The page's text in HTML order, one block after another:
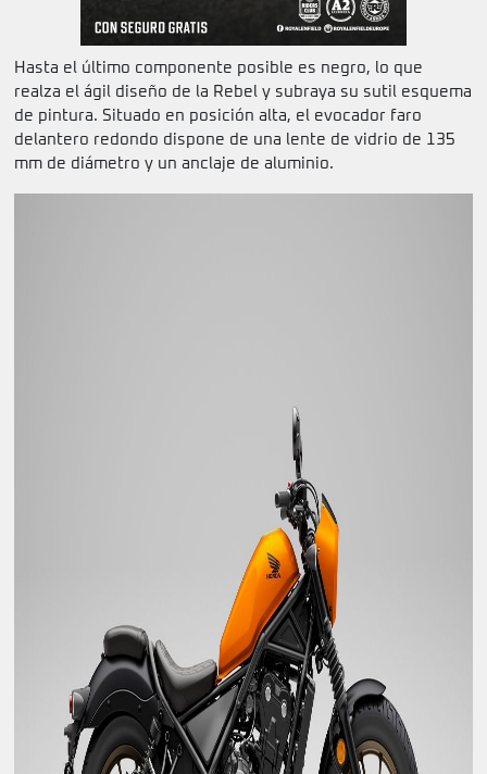
Hasta el último componente posible es negro, lo que
realza el ágil diseño de la Rebel y subraya su sutil esquema
de pintura. Situado en posición alta, el evocador faro
delantero redondo dispone de una lente de vidrio de 135
mm de diámetro y un anclaje de aluminio.